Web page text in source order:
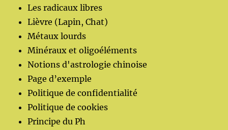
Les radicaux libres
Lièvre (Lapin, Chat)
Métaux lourds
Minéraux et oligoéléments
Notions d'astrologie chinoise
Page d’exemple
Politique de confidentialité
Politique de cookies
Principe du Ph